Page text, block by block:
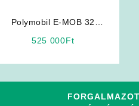
Polymobil E-MOB 32
525 000Ft